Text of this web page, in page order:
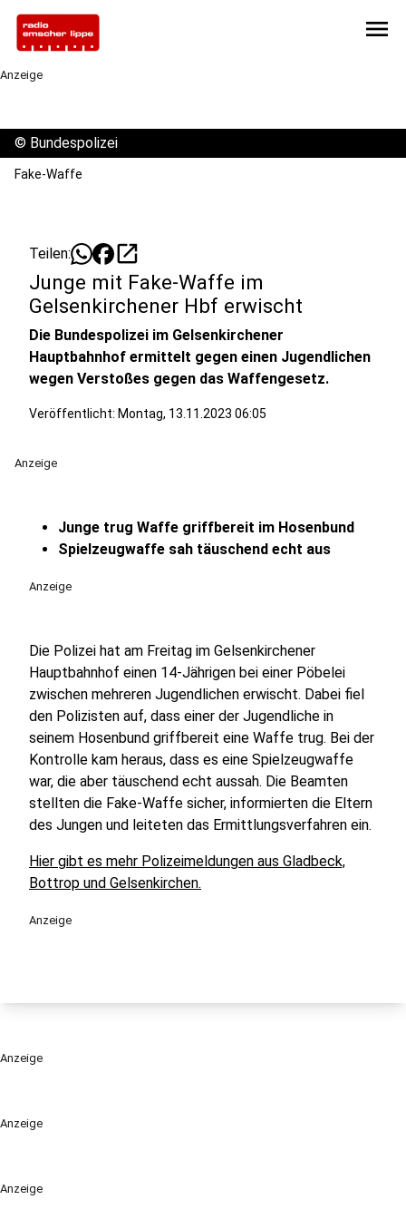
menu
Anzeige
Anzeige
Anzeige
© Bundespolizei
Fake-Waffe
Teilen: open_in_new
Junge mit Fake-Waffe im
Gelsenkirchener Hbf erwischt
Die Bundespolizei im Gelsenkirchener
Hauptbahnhof ermittelt gegen einen Jugendlichen
wegen Verstoßes gegen das Waffengesetz.
Veröffentlicht: Montag, 13.11.2023 06:05
Anzeige
Junge trug Waffe griffbereit im Hosenbund
Spielzeugwaffe sah täuschend echt aus
Anzeige
Die Polizei hat am Freitag im Gelsenkirchener
Hauptbahnhof einen 14-Jährigen bei einer Pöbelei
zwischen mehreren Jugendlichen erwischt. Dabei fiel
den Polizisten auf, dass einer der Jugendliche in
seinem Hosenbund griffbereit eine Waffe trug. Bei der
Kontrolle kam heraus, dass es eine Spielzeugwaffe
war, die aber täuschend echt aussah. Die Beamten
stellten die Fake-Waffe sicher, informierten die Eltern
des Jungen und leiteten das Ermittlungsverfahren ein.
Hier gibt es mehr Polizeimeldungen aus Gladbeck,
Bottrop und Gelsenkirchen.
Anzeige
Anzeige